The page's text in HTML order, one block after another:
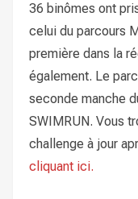
36 binômes ont
celui du parcours
première dans la
également. Le
seconde manche
SWIMRUN. Vous
challenge à jour
cliquant ici.